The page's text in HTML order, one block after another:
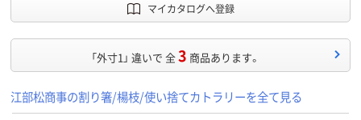
マイカタログへ登録
「外寸1」 違いで 全3 商品あります。
江部松商事の割り箸/楊枝/使い捨てカトラリーを全て見る